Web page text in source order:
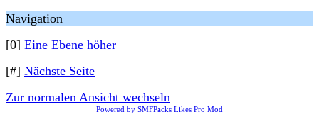
Navigation
[0] Eine Ebene höher
[#] Nächste Seite
Zur normalen Ansicht wechseln
Powered by SMFPacks Likes Pro Mod